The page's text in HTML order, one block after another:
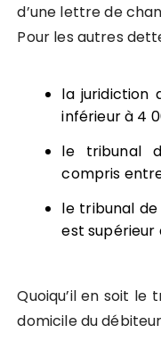
d’une lettre de
Pour les autres
la juridiction
inférieur à 4
le tribunal
compris
le tribunal
est supérieur
Quoiqu’il en soit
domicile du